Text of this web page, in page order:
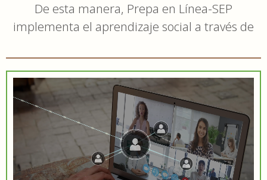
De esta manera, Prepa en Línea-SEP
implementa el aprendizaje social a través de